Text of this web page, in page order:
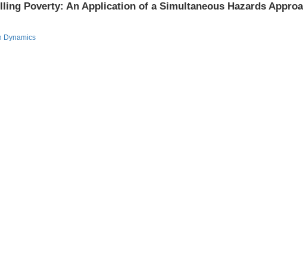
Poverty: An Application of a Simultaneous Hazards
Dynamics